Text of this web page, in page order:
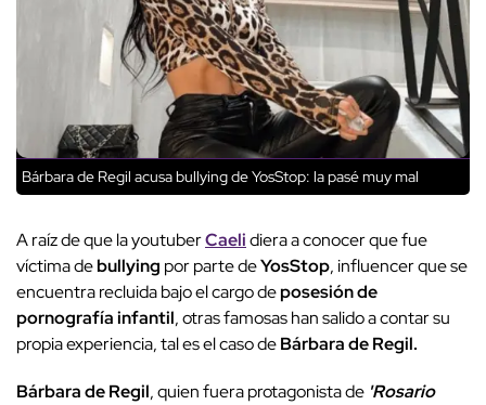
Bárbara de Regil acusa bullying de YosStop: la pasé muy mal
A raíz de que la youtuberCaelidiera a conocer que fue
víctima debullying por parte deYosStop, influencer que se
encuentra recluida bajo el cargo deposesión de
pornografía infantil, otras famosas han salido a contar su
propia experiencia, tal es el caso deBárbara de Regil.
Bárbara de Regil, quien fuera protagonista de 'Rosario